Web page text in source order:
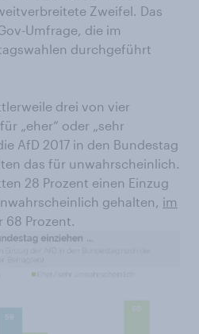
Zweifel. Das
Umfrage, die im
durchgeführt
drei von vier
„eher“ oder „sehr
AfD 2017 in den Bundestag
das für unwahrscheinlich.
28 Prozent einen Einzug
gehalten, im
68 Prozent.